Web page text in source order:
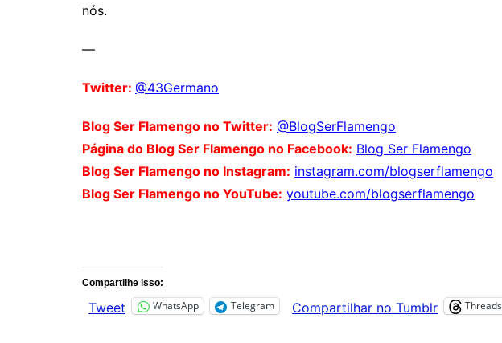
nós.
—
Twitter: @43Germano
Blog Ser Flamengo no Twitter: @BlogSerFlamengo
Página do Blog Ser Flamengo no Facebook: Blog Ser Flamengo
Blog Ser Flamengo no Instagram: instagram.com/blogserflamengo
Blog Ser Flamengo no YouTube: youtube.com/blogserflamengo
Compartilhe isso:
Tweet WhatsApp Telegram Compartilhar no Tumblr Threads